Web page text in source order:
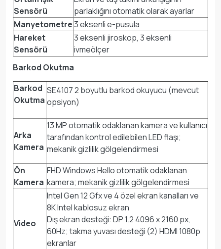
Sensörü
parlaklığını otomatik olarak ayarlar
Manyetometre3 eksenli e-pusula
Hareket
Sensörü
3 eksenli jiroskop, 3 eksenli
ivmeölçer
Barkod Okutma
Barkod
Okutma
SE4107 2 boyutlu barkod okuyucu (mevcut
opsiyon)
Arka
Kamera
13 MP otomatik odaklanan kamera ve kullanıcı
tarafından kontrol edilebilen LED flaşı;
mekanik gizlilik gölgelendirmesi
Ön
Kamera
FHD Windows Hello otomatik odaklanan
kamera; mekanik gizlilik gölgelendirmesi
Video
Intel Gen 12 Gfx ve 4 özel ekran kanalları ve
8K Intel kablosuz ekran
Dış ekran desteği: DP 1.2 4096 x 2160 px,
60Hz; takma yuvası desteği (2) HDMI 1080p
ekranlar